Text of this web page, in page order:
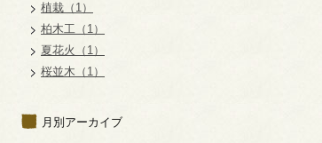
植栽（1）
柏木工（1）
夏花火（1）
桜並木（1）
月別アーカイブ